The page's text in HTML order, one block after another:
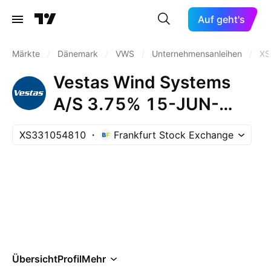
Auf geht's
Märkte Dänemark VWS Unternehmensanleihen
Vestas Wind Systems
A/S 3.75% 15-JUN-
2033
XS331054810 Frankfurt Stock Exchange
ÜbersichtProfilMehr